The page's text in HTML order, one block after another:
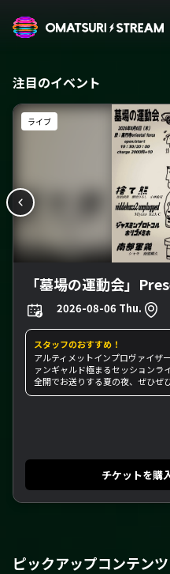
注目のイベント
ライブ
「墓場の運動会」
2026-08-06 Thu.
スタッフのおすすめ！
アルティメットインプロヴァイザ
ァンギャルド極まるセッションラ
全開でお送りする夏の夜、ぜひぜ
チケットを購
ピックアップコンテンツ